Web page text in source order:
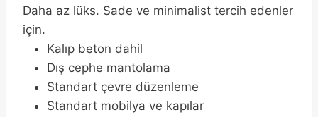
Daha az lüks. Sade ve minimalist tercih edenler
için.
Kalıp beton dahil
Dış cephe mantolama
Standart çevre düzenleme
Standart mobilya ve kapılar